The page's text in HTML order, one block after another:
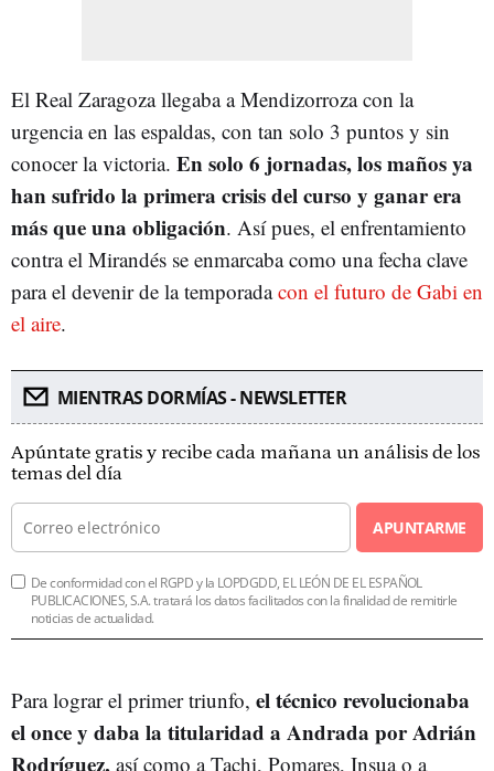
El Real Zaragoza llegaba a Mendizorroza con la
urgencia en las espaldas, con tan solo 3 puntos y sin
conocer la victoria. En solo 6 jornadas, los maños ya
han sufrido la primera crisis del curso y ganar era
más que una obligación. Así pues, el enfrentamiento
contra el Mirandés se enmarcaba como una fecha clave
para el devenir de la temporadacon el futuro de Gabi en
el aire.
MIENTRAS DORMÍAS - NEWSLETTER
Apúntate gratis y recibe cada mañana un análisis de los
temas del día
APUNTARME
De conformidad con el RGPD y la LOPDGDD, EL LEÓN DE EL ESPAÑOL
PUBLICACIONES, S.A. tratará los datos facilitados con la finalidad de remitirle
noticias de actualidad.
Para lograr el primer triunfo, el técnico revolucionaba
el once y daba la titularidad a Andrada por Adrián
Rodríguez, así como a Tachi, Pomares, Insua o a